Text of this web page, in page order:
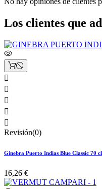
Los clientes que





Revisión(0)
Ginebra Puerto Indias Blue Classic 70 cl
16,26 €